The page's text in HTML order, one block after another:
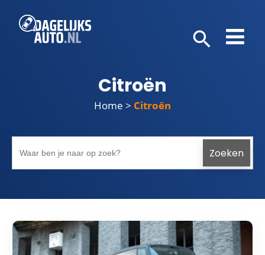
Citroën
Home > Citroën